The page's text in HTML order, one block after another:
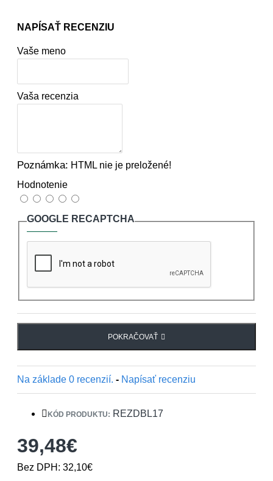
NAPÍSAŤ RECENZIU
Vaše meno
Vaša recenzia
Poznámka: HTML nie je preložené!
Hodnotenie
GOOGLE RECAPTCHA
POKRAČOVAŤ
Na základe 0 recenzií. - Napísať recenziu
39,48€
Bez DPH: 32,10€
KÓD PRODUKTU: REZDBL17